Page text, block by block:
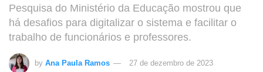
Pesquisa do Ministério da Educação mostrou que
há desafios para digitalizar o sistema e facilitar o
trabalho de funcionários e professores.
by Ana Paula Ramos 27 de dezembro de 2023